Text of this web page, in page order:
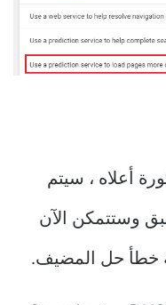
أعلاه ، سيتم
وستتمكن الآن
خطأ حل المضيف.